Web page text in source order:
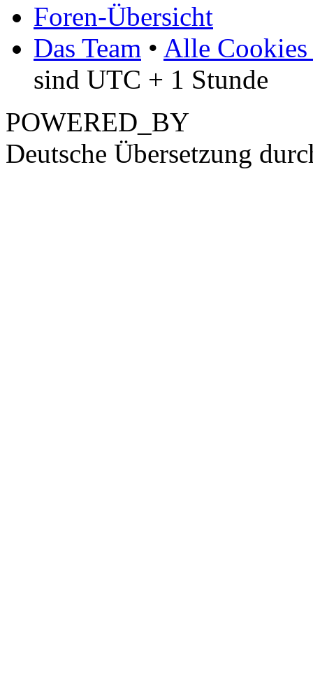
Foren-Übersicht
Das Team • Alle Cookies
sind UTC + 1 Stunde
POWERED_BY
Deutsche Übersetzung